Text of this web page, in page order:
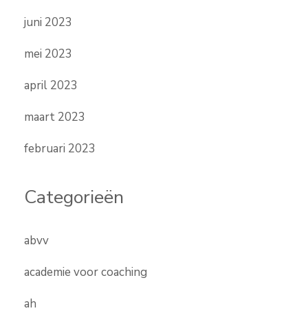
juni 2023
mei 2023
april 2023
maart 2023
februari 2023
Categorieën
abvv
academie voor coaching
ah